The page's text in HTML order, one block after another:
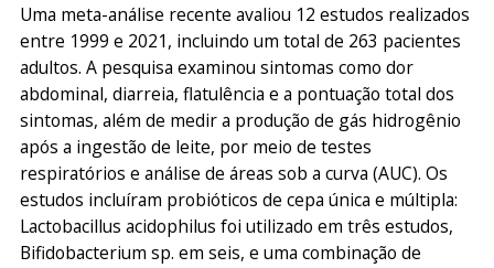
Uma meta-análise recente avaliou 12 estudos realizados
entre 1999 e 2021, incluindo um total de 263 pacientes
adultos. A pesquisa examinou sintomas como dor
abdominal, diarreia, flatulência e a pontuação total dos
sintomas, além de medir a produção de gás hidrogênio
após a ingestão de leite, por meio de testes
respiratórios e análise de áreas sob a curva (AUC). Os
estudos incluíram probióticos de cepa única e múltipla:
Lactobacillus acidophilus foi utilizado em três estudos,
Bifidobacterium sp. em seis, e uma combinação de